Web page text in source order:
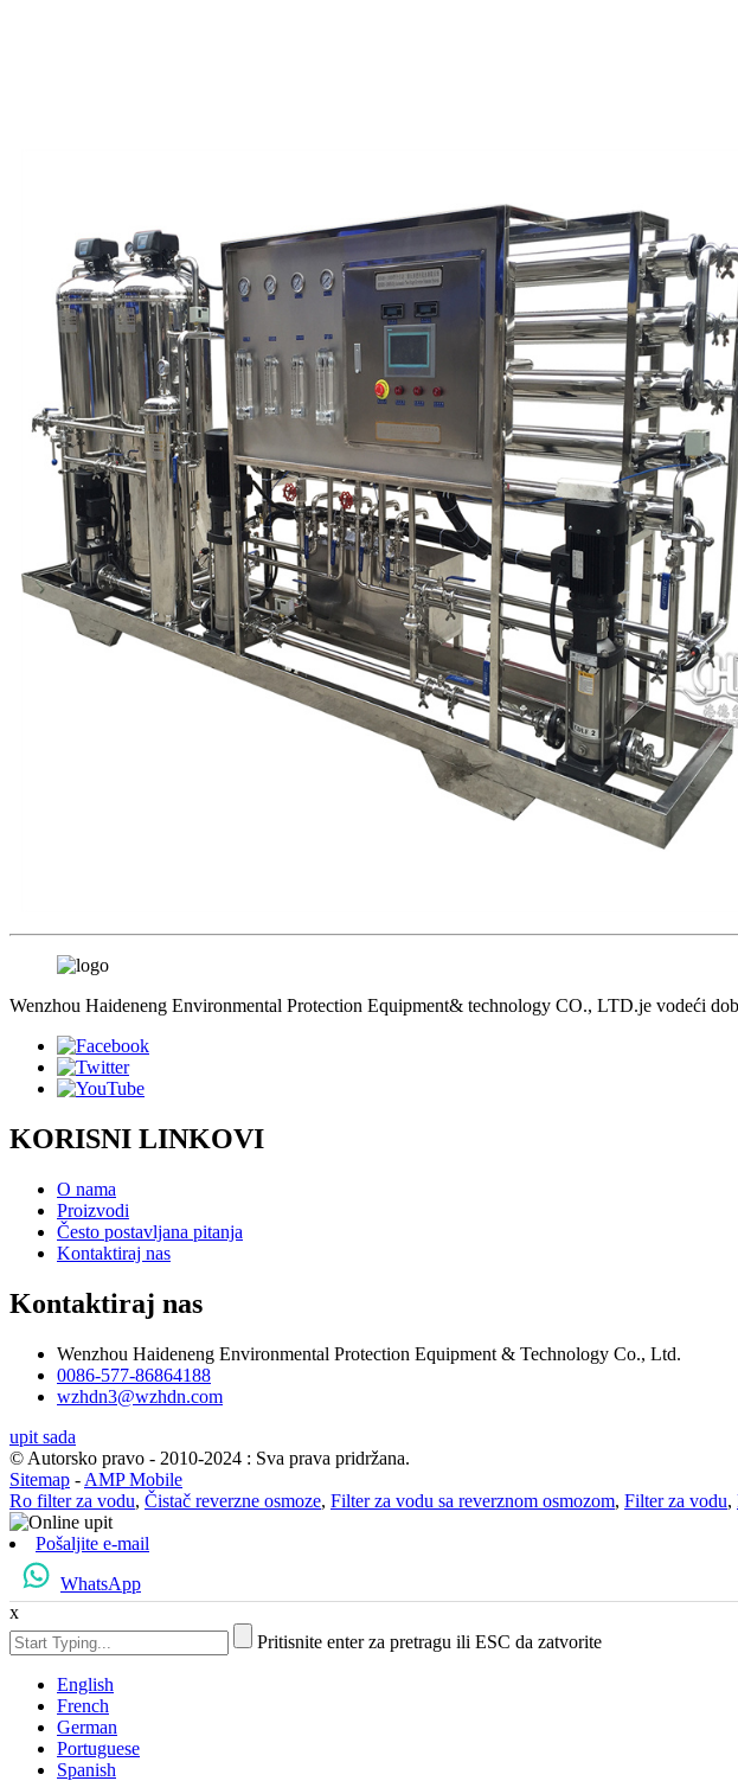
Wenzhou Haideneng Environmental Protection Equipment& technology CO., LTD.je vodeći
KORISNI LINKOVI
O nama
Proizvodi
Često postavljana pitanja
Kontaktiraj nas
Kontaktiraj nas
Wenzhou Haideneng Environmental Protection Equipment & Technology Co., Ltd.
0086-577-86864188
wzhdn3@wzhdn.com
upit sada
© Autorsko pravo - 2010-2024 : Sva prava pridržana.
Sitemap - AMP Mobile
Ro filter za vodu, Čistač reverzne osmoze, Filter za vodu sa reverznom osmozom, Filter za vodu,
Pošaljite e-mail
WhatsApp
x
Pritisnite enter za pretragu ili ESC da zatvorite
English
French
German
Portuguese
Spanish